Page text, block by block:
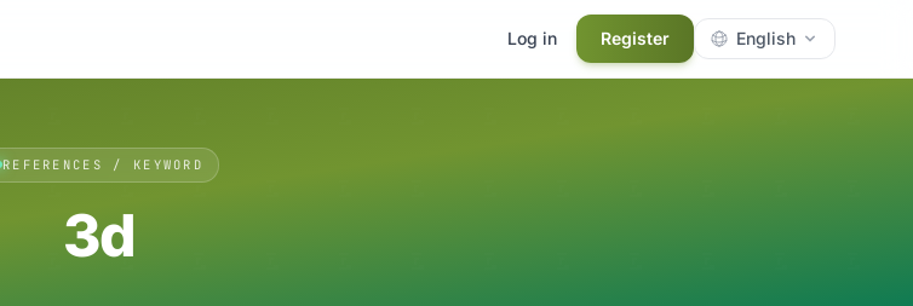
Log in Register English
REFERENCES / KEYWORD
3d